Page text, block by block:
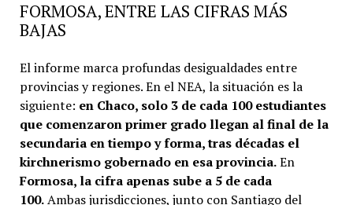
FORMOSA, ENTRE LAS CIFRAS MÁS
BAJAS
El informe marca profundas desigualdades entre
provincias y regiones. En el NEA, la situación es la
siguiente: en Chaco, solo 3 de cada 100 estudiantes
que comenzaron primer grado llegan al final de la
secundaria en tiempo y forma, tras décadas el
kirchnerismo gobernado en esa provincia.En
Formosa, la cifra apenas sube a 5 de cada
100.Ambas jurisdicciones, junto con Santiago del